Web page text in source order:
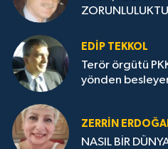
EDIP TEKKOL
Terör örgütü
yönden
ZERRIN
NASIL BİR